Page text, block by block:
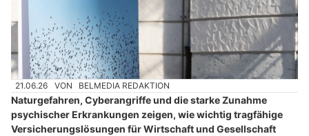
21.06.26 VON BELMEDIA REDAKTION
Naturgefahren, Cyberangriffe und die starke Zunahme
psychischer Erkrankungen zeigen, wie wichtig tragfähige
Versicherungslösungen für Wirtschaft und Gesellschaft